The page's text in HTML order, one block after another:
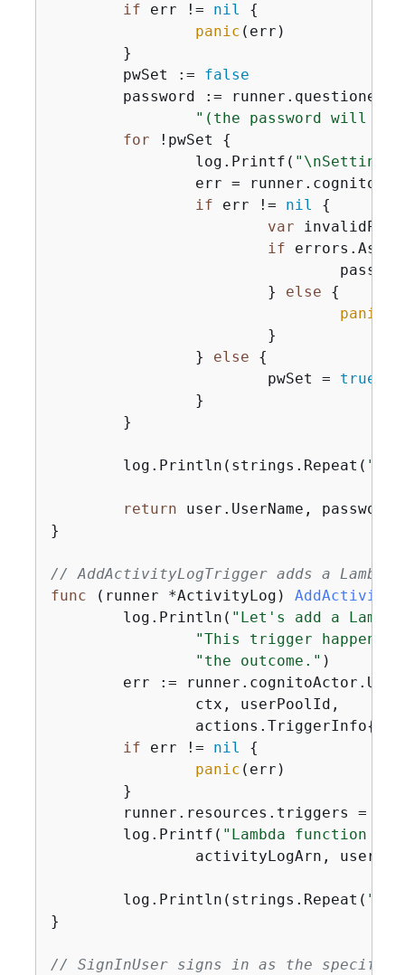
if err != nil
{
panic (err)
	pwSet :=
false
password :=
"(the password will
for !pwSet {
		log.Printf(
"\nSetting
if err != nil
{
var
if
			}
else
{
panic
		}
else
{
			pwSet =
true
	log.Println(strings.Repeat(
"-"
return user.UserName, password
}
// AddActivityLogTrigger adds a
func
(runner *ActivityLog)
	log.Println(
"Let's add a
"This trigger happens
"the outcome." )
		actions.TriggerInfo
{
if err != nil
{
panic (err)
	runner.resources.triggers =
	log.Printf(
"Lambda function
	log.Println(strings.Repeat(
"-"
}
// SignInUser signs in as the